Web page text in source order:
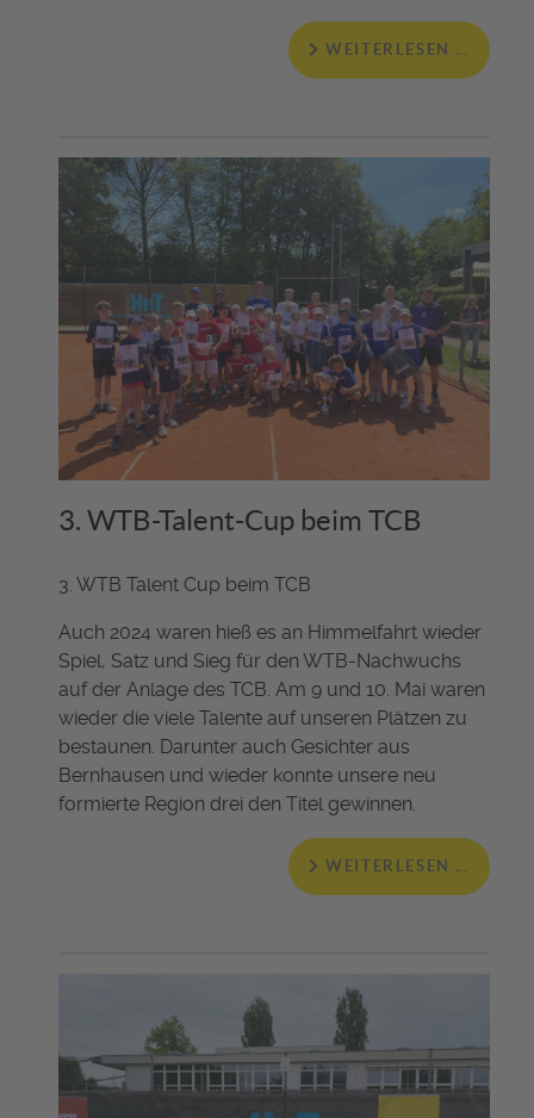
WEITERLESEN …
3. WTB-Talent-Cup beim TCB
3. WTB Talent Cup beim TCB
Auch 2024 waren hieß es an Himmelfahrt wieder
Spiel, Satz und Sieg für den WTB-Nachwuchs
auf der Anlage des TCB. Am 9 und 10. Mai waren
wieder die viele Talente auf unseren Plätzen zu
bestaunen. Darunter auch Gesichter aus
Bernhausen und wieder konnte unsere neu
formierte Region drei den Titel gewinnen.
WEITERLESEN …